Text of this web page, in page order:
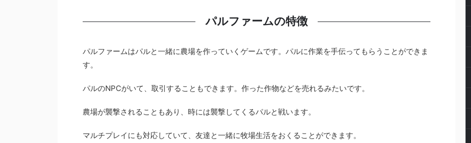
パルファームの特徴
パルファームはパルと一緒に農場を作っていくゲームです。パルに作業を手伝ってもらうことができま
す。
パルのNPCがいて、取引することもできます。作った作物などを売れるみたいです。
農場が襲撃されることもあり、時には襲撃してくるパルと戦います。
マルチプレイにも対応していて、友達と一緒に牧場生活をおくることができます。